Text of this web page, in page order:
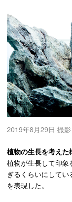
2019年8月29日 撮影
植物の生長を考えた
植物が生長して印象
ぎるくらいにして
を表現した。